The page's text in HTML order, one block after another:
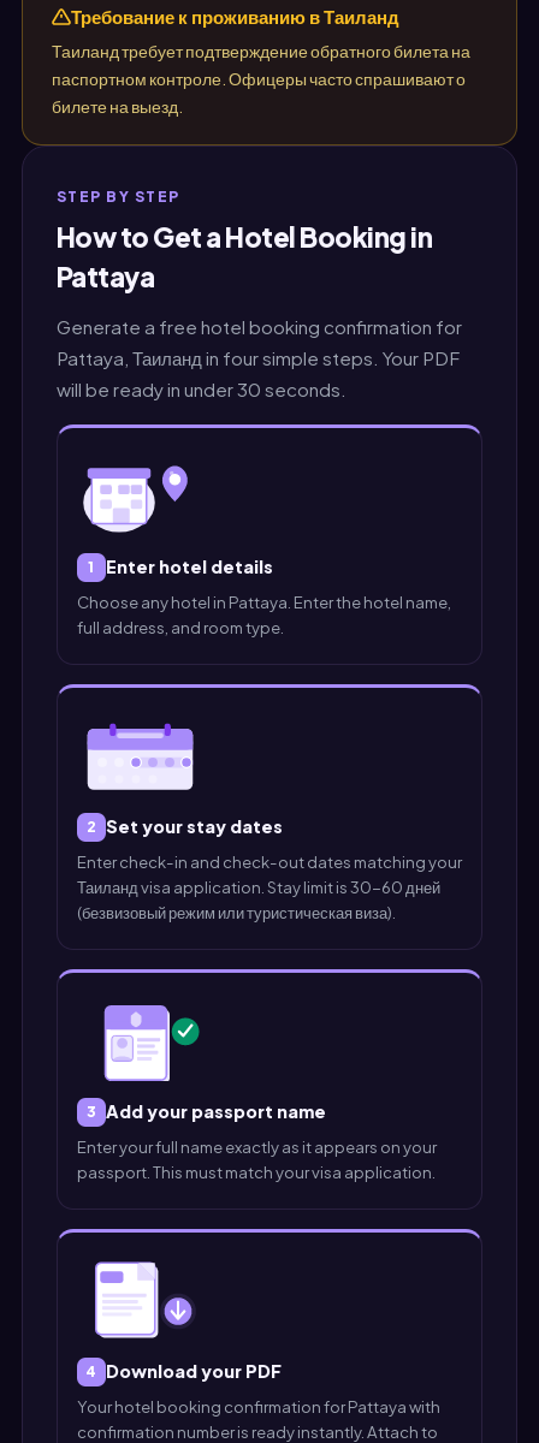
Требование к проживанию в Таиланд
Таиланд требует подтверждение обратного билета на
паспортном контроле. Офицеры часто спрашивают о
билете на выезд.
STEP BY STEP
How to Get a Hotel Booking in
Pattaya
Generate a free hotel booking confirmation for
Pattaya, Таиланд in four simple steps. Your PDF
will be ready in under 30 seconds.
1 Enter hotel details
Choose any hotel in Pattaya. Enter the hotel name,
full address, and room type.
2 Set your stay dates
Enter check-in and check-out dates matching your
Таиланд visa application. Stay limit is 30-60 дней
(безвизовый режим или туристическая виза).
3 Add your passport name
Enter your full name exactly as it appears on your
passport. This must match your visa application.
4 Download your PDF
Your hotel booking confirmation for Pattaya with
confirmation number is ready instantly. Attach to